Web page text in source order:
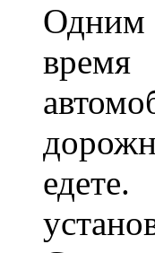
Одним
время